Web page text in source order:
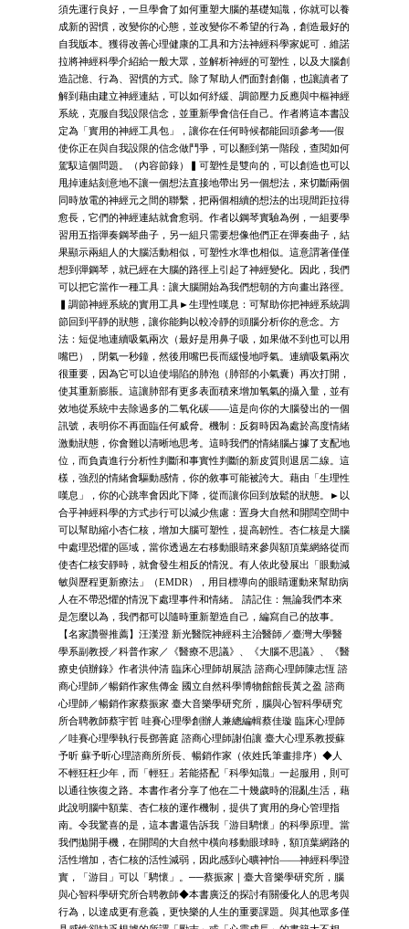
須先運行良好，一旦學會了如何重塑大腦的基礎知識，你就可以養
成新的習慣，改變你的心態，並改變你不希望的行為，創造最好的
自我版本。獲得改善心理健康的工具和方法神經科學家妮可．維諾
拉將神經科學介紹給一般大眾，並解析神經的可塑性，以及大腦創
造記憶、行為、習慣的方式。除了幫助人們面對創傷，也讓讀者了
解到藉由建立神經連結，可以如何紓緩、調節壓力反應與中樞神經
系統，克服自我設限信念，並重新學會信任自己。作者將這本書設
定為「實用的神經工具包」，讓你在任何時候都能回頭參考──假
使你正在與自我設限的信念做鬥爭，可以翻到第一階段，查閱如何
駕馭這個問題。（內容節錄）▍可塑性是雙向的，可以創造也可以
甩掉連結刻意地不讓一個想法直接地帶出另一個想法，來切斷兩個
同時放電的神經元之間的聯繫，把兩個相續的想法的出現間距拉得
愈長，它們的神經連結就會愈弱。作者以鋼琴實驗為例，一組要學
習用五指彈奏鋼琴曲子，另一組只需要想像他們正在彈奏曲子，結
果顯示兩組人的大腦活動相似，可塑性水準也相似。這意謂著僅僅
想到彈鋼琴，就已經在大腦的路徑上引起了神經變化。因此，我們
可以把它當作一種工具：讓大腦開始為我們想朝的方向畫出路徑。
▍調節神經系統的實用工具►生理性嘆息：可幫助你把神經系統調
節回到平靜的狀態，讓你能夠以較冷靜的頭腦分析你的意念。方
法：短促地連續吸氣兩次（最好是用鼻子吸，如果做不到也可以用
嘴巴），閉氣一秒鐘，然後用嘴巴長而緩慢地呼氣。連續吸氣兩次
很重要，因為它可以迫使塌陷的肺泡（肺部的小氣囊）再次打開，
使其重新膨脹。這讓肺部有更多表面積來增加氧氣的攝入量，並有
效地從系統中去除過多的二氧化碳——這是向你的大腦發出的一個
訊號，表明你不再面臨任何威脅。機制：反芻時因為處於高度情緒
激動狀態，你會難以清晰地思考。這時我們的情緒腦占據了支配地
位，而負責進行分析性判斷和事實性判斷的新皮質則退居二線。這
樣，強烈的情緒會驅動感情，你的敘事可能被誇大。藉由「生理性
嘆息」，你的心跳率會因此下降，從而讓你回到放鬆的狀態。►以
合乎神經科學的方式步行可以減少焦慮：置身大自然和開闊空間中
可以幫助縮小杏仁核，增加大腦可塑性，提高韌性。杏仁核是大腦
中處理恐懼的區域，當你透過左右移動眼睛來參與額頂葉網絡從而
使杏仁核安靜時，就會發生相反的情況。有人依此發展出「眼動減
敏與歷程更新療法」（EMDR），用目標導向的眼睛運動來幫助病
人在不帶恐懼的情況下處理事件和情緒。 請記住：無論我們本來
是怎麼以為，我們都可以隨時重新塑造自己，編寫自己的故事。
【名家讚譽推薦】汪漢澄 新光醫院神經科主治醫師／臺灣大學醫
學系副教授／科普作家／《醫療不思議》、《大腦不思議》、《醫
療史偵辦錄》作者洪仲清 臨床心理師胡展誥 諮商心理師陳志恆 諮
商心理師／暢銷作家焦傳金 國立自然科學博物館館長黃之盈 諮商
心理師／暢銷作家蔡振家 臺大音樂學研究所，腦與心智科學研究
所合聘教師蔡宇哲 哇賽心理學創辦人兼總編輯蔡佳璇 臨床心理師
／哇賽心理學執行長鄧善庭 諮商心理師謝伯讓 臺大心理系教授蘇
予昕 蘇予昕心理諮商所所長、暢銷作家（依姓氏筆畫排序）◆人
不輕狂枉少年，而「輕狂」若能搭配「科學知識」一起服用，則可
以通往恢復之路。本書作者分享了他在二十幾歲時的混亂生活，藉
此說明腦中額葉、杏仁核的運作機制，提供了實用的身心管理指
南。令我驚喜的是，這本書還告訴我「游目騁懷」的科學原理。當
我們拋開手機，在開闊的大自然中橫向移動眼球時，額頂葉網路的
活性增加，杏仁核的活性減弱，因此感到心曠神怡——神經科學證
實，「游目」可以「騁懷」。──蔡振家｜臺大音樂學研究所，腦
與心智科學研究所合聘教師◆本書廣泛的探討有關優化人的思考與
行為，以達成更有意義，更快樂的人生的重要課題。與其他眾多僅